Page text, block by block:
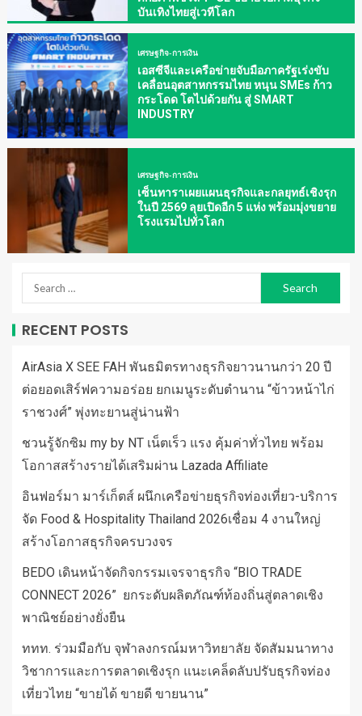
บันเทิงไทยสู่เวทีโลก
เศรษฐกิจ-การเงิน
เอสซีจีและเครือข่ายจับมือภาครัฐเร่งขับ
เคลื่อนอุตสาหกรรมไทย หนุน SMEs ก้าว
กระโดด โตไปด้วยกัน สู่ SMART
INDUSTRY
เศรษฐกิจ-การเงิน
เซ็นทาราเผยแผนธุรกิจและกลยุทธ์เชิงรุก
ในปี 2569 ลุยเปิดอีก 5 แห่ง พร้อมมุ่งขยาย
โรงแรมไปทั่วโลก
RECENT POSTS
AirAsia X SEE FAH พันธมิตรทางธุรกิจยาวนานกว่า 20 ปี
ต่อยอดเสิร์ฟความอร่อย ยกเมนูระดับตำนาน “ข้าวหน้าไก่
ราชวงศ์” พุ่งทะยานสู่น่านฟ้า
ชวนรู้จักซิม my by NT เน็ตเร็ว แรง คุ้มค่าทั่วไทย พร้อม
โอกาสสร้างรายได้เสริมผ่าน Lazada Affiliate
อินฟอร์มา มาร์เก็ตส์ ผนึกเครือข่ายธุรกิจท่องเที่ยว-บริการ
จัด Food & Hospitality Thailand 2026เชื่อม 4 งานใหญ่
สร้างโอกาสธุรกิจครบวงจร
BEDO เดินหน้าจัดกิจกรรมเจรจาธุรกิจ “BIO TRADE
CONNECT 2026” ยกระดับผลิตภัณฑ์ท้องถิ่นสู่ตลาดเชิง
พาณิชย์อย่างยั่งยืน
ททท. ร่วมมือกับ จุฬาลงกรณ์มหาวิทยาลัย จัดสัมมนาทาง
วิชาการและการตลาดเชิงรุก แนะเคล็ดลับปรับธุรกิจท่อง
เที่ยวไทย “ขายได้ ขายดี ขายนาน”